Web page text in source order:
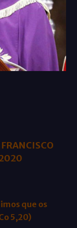
FRANCISCO
que os
5,20)